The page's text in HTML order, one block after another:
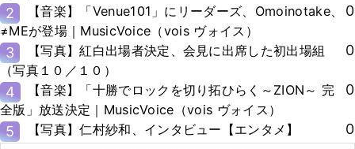
2
【音楽】「Venue101」にリーダーズ、Omoinotake、
≠MEが登場｜MusicVoice（vois ヴォイス）
0
3
【写真】紅白出場者決定、会見に出席した初出場組
（写真１０／１０）
0
4
【音楽】「十勝でロックを切り拓ひらく～ZION～ 完
全版」放送決定｜MusicVoice（vois ヴォイス）
0
5 【写真】仁村紗和、インタビュー【エンタメ】 0